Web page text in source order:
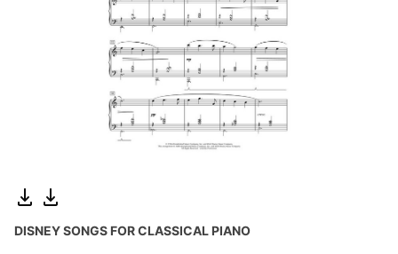
DISNEY SONGS FOR CLASSICAL PIANO